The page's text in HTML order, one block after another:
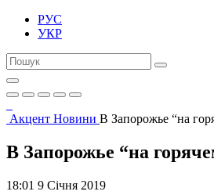
РУС
УКР
Акцент Новини В Запорожье “на
В Запорожье “на
18:01 9 Січня 2019